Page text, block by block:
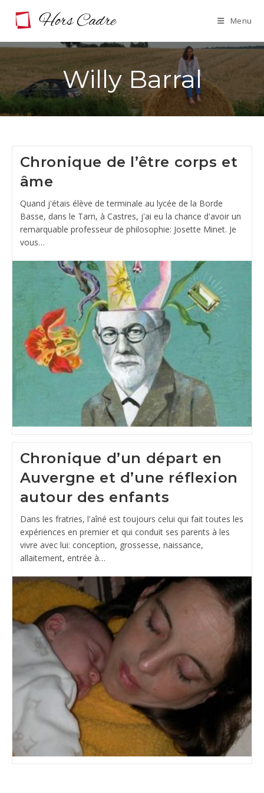
Menu
Willy Barral
Chronique de l’être corps et
âme
Quand j'étais élève de terminale au lycée de la Borde
Basse, dans le Tarn, à Castres, j'ai eu la chance d'avoir un
remarquable professeur de philosophie: Josette Minet. Je
vous…
Chronique d’un départ en
Auvergne et d’une réflexion
autour des enfants
Dans les fratries, l'aîné est toujours celui qui fait toutes les
expériences en premier et qui conduit ses parents à les
vivre avec lui: conception, grossesse, naissance,
allaitement, entrée à…